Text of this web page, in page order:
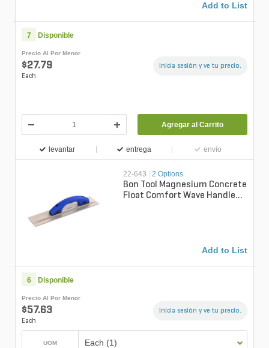
Add to List
7 Disponible
Precio Al Por Menor
$27.79
Each
Inicia sesión y ve tu precio.
Agregar al Carrito
levantar entrega envío
22-643 2 Options
Bon Tool Magnesium Concrete
Float Comfort Wave Handle
Add to List
6 Disponible
Precio Al Por Menor
$57.63
Each
Inicia sesión y ve tu precio.
UOM Each (1)